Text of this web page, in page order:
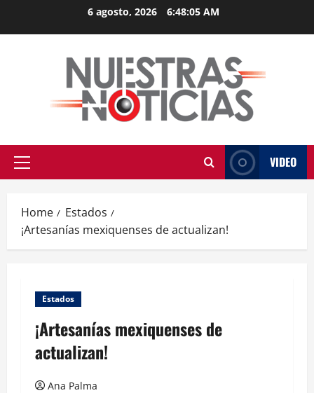
6 agosto, 2026 6:48:05 AM
Primary
VIDEO
Home
Estados
¡Artesanías mexiquenses de actualizan!
Estados
¡Artesanías mexiquenses de
actualizan!
Ana Palma